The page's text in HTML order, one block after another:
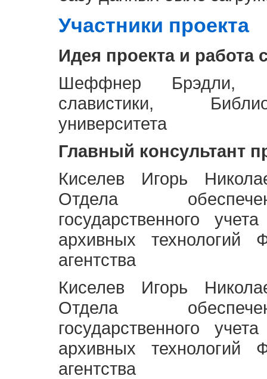
Участники проекта
Идея проекта и работа
Шеффнер Брэдли,
славистики,
университета
Главный консультант
Киселев Игорь
Отдела
государственного
архивных технологий
агентства
Киселев Игорь
Отдела
государственного
архивных технологий
агентства